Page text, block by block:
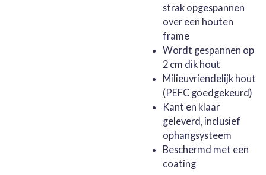
strak opgespannen
over een houten
frame
Wordt gespannen op
2 cm dik hout
Milieuvriendelijk hout
(PEFC goedgekeurd)
Kant en klaar
geleverd, inclusief
ophangsysteem
Beschermd met een
coating